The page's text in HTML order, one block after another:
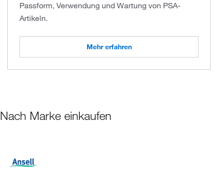
Passform, Verwendung und Wartung von PSA-
Artikeln.
Mehr erfahren
Nach Marke einkaufen